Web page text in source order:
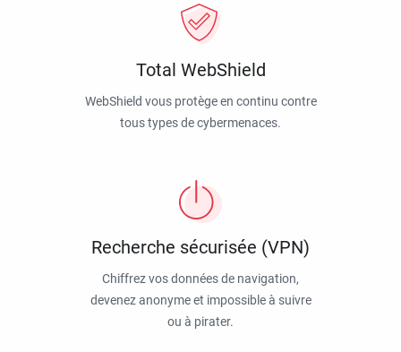
Total WebShield
WebShield vous protège en continu contre
tous types de cybermenaces.
Recherche sécurisée (VPN)
Chiffrez vos données de navigation,
devenez anonyme et impossible à suivre
ou à pirater.